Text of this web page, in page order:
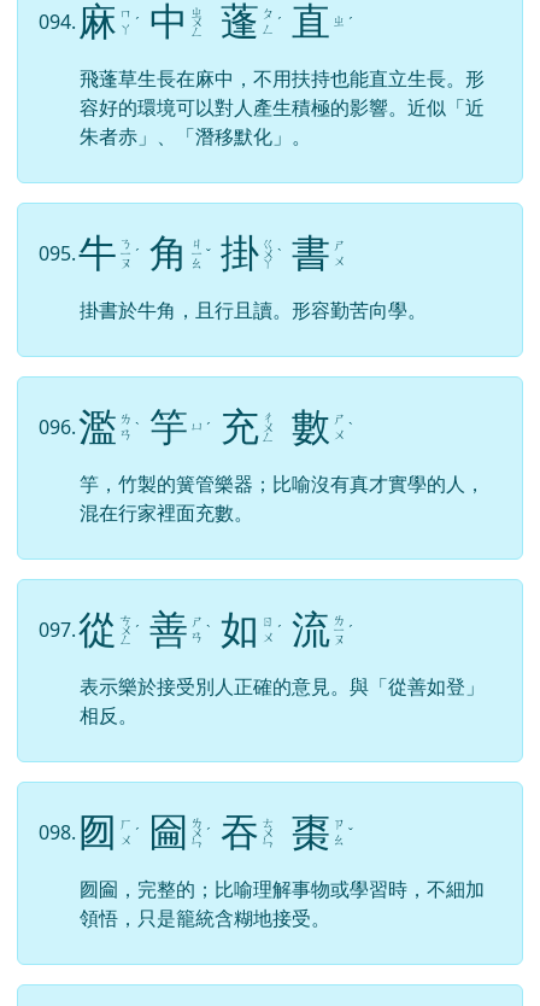
094. 麻 ㄇ
ㄚ ˊ 中 ㄓ
ㄨ
ㄥ 蓬 ㄆ
ㄥ
ˊ 直 ㄓ ˊ
飛蓬草生長在麻中，不用扶持也能直立生長。形
容好的環境可以對人產生積極的影響。近似「近
朱者赤」、「潛移默化」。
095.牛 ㄋ
ㄧ
ㄡ
ˊ 角 ㄐ
ㄧ
ㄠ
ˇ 掛 ㄍ
ㄨ
ㄚ
ˋ 書 ㄕ
ㄨ
掛書於牛角，且行且讀。形容勤苦向學。
096.濫 ㄌ
ㄢ ˋ 竽 ㄩ ˊ 充 ㄔ
ㄨ
ㄥ 數 ㄕ
ㄨ ˋ
竽，竹製的簧管樂器；比喻沒有真才實學的人，
混在行家裡面充數。
097.從 ㄘ
ㄨ
ㄥ
ˊ 善 ㄕ
ㄢ ˋ 如 ㄖ
ㄨ ˊ 流 ㄌ
ㄧ
ㄡ
ˊ
表示樂於接受別人正確的意見。與「從善如登」
相反。
098. 囫
ㄏ
ㄨ ˊ 圇 ㄌ
ㄨ
ㄣ
ˊ 吞 ㄊ
ㄨ
ㄣ 棗 ㄗ
ㄠ ˇ
囫圇，完整的；比喻理解事物或學習時，不細加
領悟，只是籠統含糊地接受。